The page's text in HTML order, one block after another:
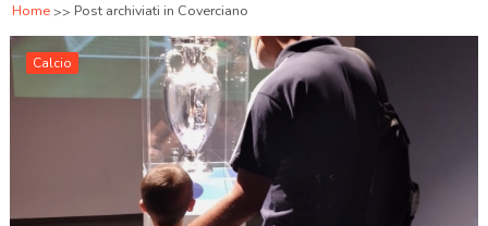
Home Post archiviati in Coverciano
Calcio